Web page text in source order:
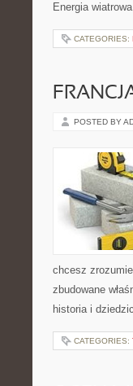
Energia
CATEGORIES:
POSTED BY
chcesz
zbudowane
historia i
CATEGORIES: